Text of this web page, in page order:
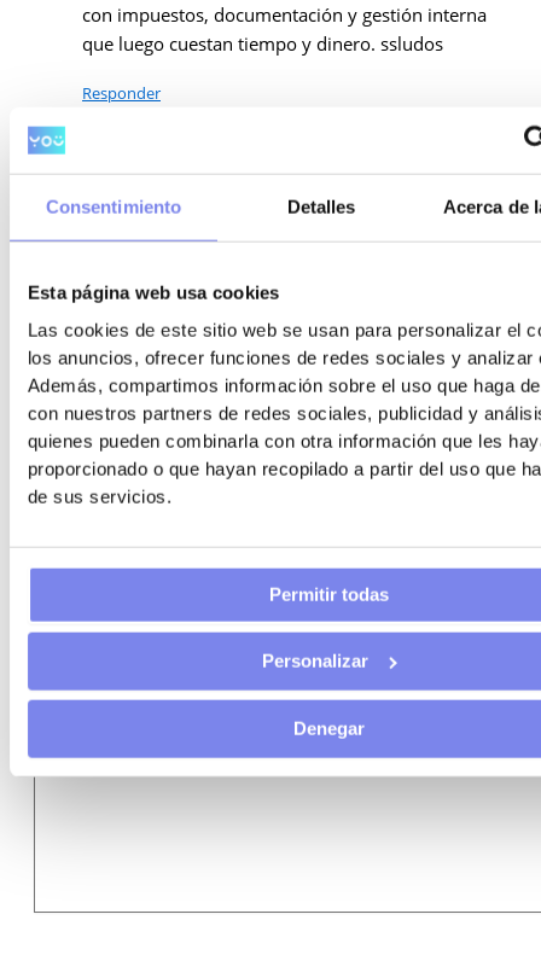
Consentimiento Detalles Acerca de
Esta página web usa cookies
Las cookies de este sitio web se usan para personalizar el
los anuncios, ofrecer funciones de redes sociales y analizar
Además, compartimos información sobre el uso que haga
con nuestros partners de redes sociales, publicidad y
quienes pueden combinarla con otra información que les
proporcionado o que hayan recopilado a partir del uso que
de sus servicios.
Permitir todas
Personalizar
Denegar
con impuestos, documentación y gestión interna
que luego cuestan tiempo y dinero. ssludos
Responder
You Asesoría
3 de febrero de 2026 a las 17:10
Gracias por el feed back
Responder
Deja un comentario
Tu dirección de correo electrónico no será publicada. Los
Escribe aquí...